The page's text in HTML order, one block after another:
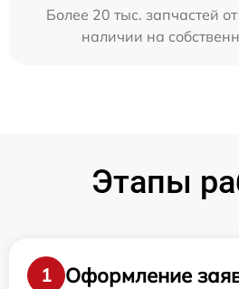
Более 20 тыс. запчастей
наличии на
Этапы
1
Оформление